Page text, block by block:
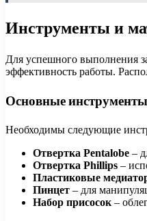
Инструменты и
Для успешного выполнения
эффективность работы.
Основные инструменты
Необходимы следующие
Отвертка Pentalobe –
Отвертка Phillips –
Пластиковые
Пинцет – для
Набор присосок –